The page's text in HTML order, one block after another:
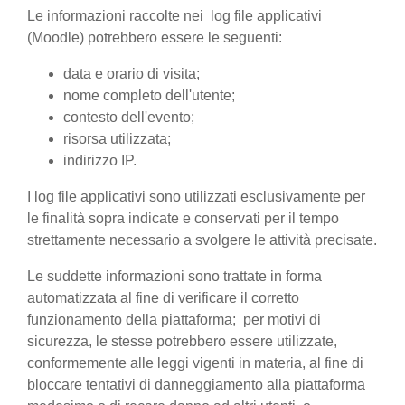
Le informazioni raccolte nei log file applicativi
(Moodle) potrebbero essere le seguenti:
data e orario di visita;
nome completo dell'utente;
contesto dell'evento;
risorsa utilizzata;
indirizzo IP.
I log file applicativi sono utilizzati esclusivamente per
le finalità sopra indicate e conservati per il tempo
strettamente necessario a svolgere le attività precisate.
Le suddette informazioni sono trattate in forma
automatizzata al fine di verificare il corretto
funzionamento della piattaforma; per motivi di
sicurezza, le stesse potrebbero essere utilizzate,
conformemente alle leggi vigenti in materia, al fine di
bloccare tentativi di danneggiamento alla piattaforma